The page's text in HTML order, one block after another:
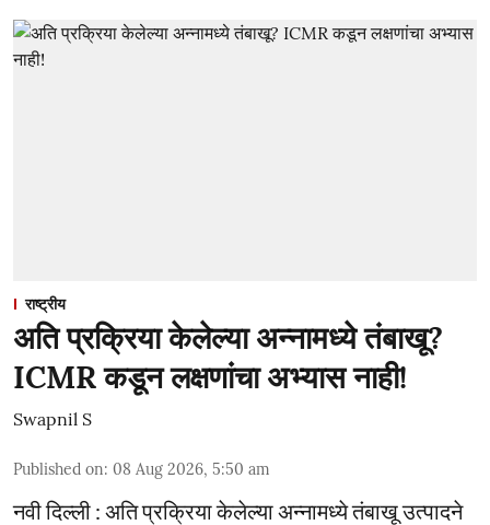
राष्ट्रीय
अति प्रक्रिया केलेल्या अन्नामध्ये तंबाखू?
ICMR कडून लक्षणांचा अभ्यास नाही!
Swapnil S
Published on: 08 Aug 2026, 5:50 am
नवी दिल्ली : अति प्रक्रिया केलेल्या अन्नामध्ये तंबाखू उत्पादने